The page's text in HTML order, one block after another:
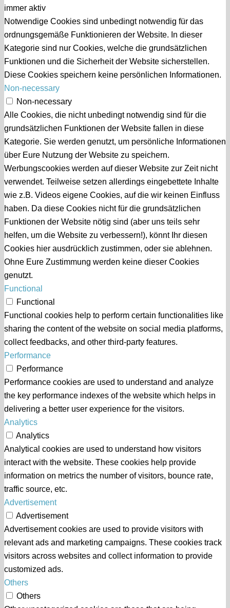
immer aktiv
Notwendige Cookies sind unbedingt notwendig für das
ordnungsgemäße Funktionieren der Website. In dieser
Kategorie sind nur Cookies, welche die grundsätzlichen
Funktionen und die Sicherheit der Website sicherstellen.
Diese Cookies speichern keine persönlichen Informationen.
Non-necessary
Non-necessary
Alle Cookies, die nicht unbedingt notwendig sind für die
grundsätzlichen Funktionen der Website fallen in diese
Kategorie. Sie werden genutzt, um persönliche Informationen
über Eure Nutzung der Website zu speichern.
Werbungscookies werden auf dieser Website zur Zeit nicht
verwendet. Teilweise setzen allerdings eingebettete Inhalte
wie z.B. Videos eigene Cookies, auf die wir keinen Einfluss
haben. Da diese Cookies nicht für die grundsätzlichen
Funktionen der Website nötig sind (aber uns teils sehr
helfen, um die Website zu verbessern!), könnt Ihr diesen
Cookies hier ausdrücklich zustimmen, oder sie ablehnen.
Ohne Eure Zustimmung werden keine dieser Cookies
genutzt.
Functional
Functional
Functional cookies help to perform certain functionalities like
sharing the content of the website on social media platforms,
collect feedbacks, and other third-party features.
Performance
Performance
Performance cookies are used to understand and analyze
the key performance indexes of the website which helps in
delivering a better user experience for the visitors.
Analytics
Analytics
Analytical cookies are used to understand how visitors
interact with the website. These cookies help provide
information on metrics the number of visitors, bounce rate,
traffic source, etc.
Advertisement
Advertisement
Advertisement cookies are used to provide visitors with
relevant ads and marketing campaigns. These cookies track
visitors across websites and collect information to provide
customized ads.
Others
Others